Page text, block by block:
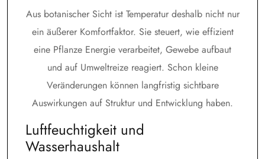
Aus botanischer Sicht ist Temperatur deshalb nicht nur
ein äußerer Komfortfaktor. Sie steuert, wie effizient
eine Pflanze Energie verarbeitet, Gewebe aufbaut
und auf Umweltreize reagiert. Schon kleine
Veränderungen können langfristig sichtbare
Auswirkungen auf Struktur und Entwicklung haben.
Luftfeuchtigkeit und
Wasserhaushalt